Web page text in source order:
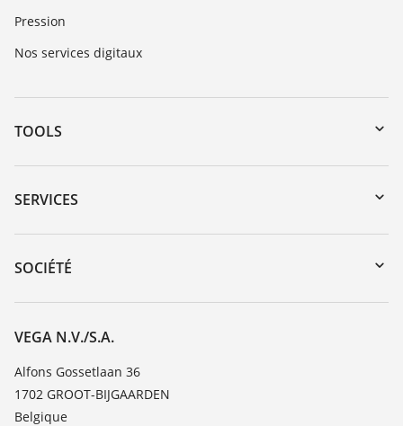
Pression
Nos services digitaux
TOOLS
Téléchargements
Recherche par numéro de série
DTM Collection/PACTware
SERVICES
Retour d'appareil
Formations
Liste de compatibilité chimique
TeamViewer
SOCIÉTÉ
Carrière
À propos de VEGA
Contact
News
VEGA N.V./S.A.
Alfons Gossetlaan 36
1702 GROOT-BIJGAARDEN
Belgique